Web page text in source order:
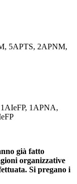
5APTS, 2APNM,
1APNA,
già fatto
organizzative
Si pregano i